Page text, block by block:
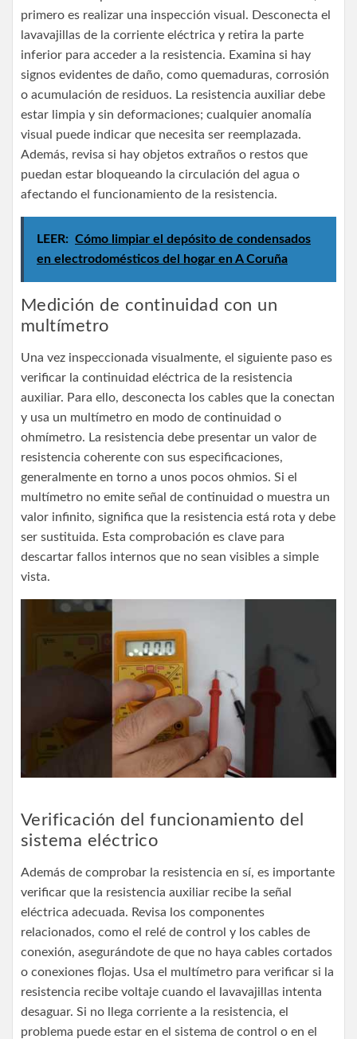
primero es realizar una inspección visual. Desconecta el
lavavajillas de la corriente eléctrica y retira la parte
inferior para acceder a la resistencia. Examina si hay
signos evidentes de daño, como quemaduras, corrosión
o acumulación de residuos. La resistencia auxiliar debe
estar limpia y sin deformaciones; cualquier anomalía
visual puede indicar que necesita ser reemplazada.
Además, revisa si hay objetos extraños o restos que
puedan estar bloqueando la circulación del agua o
afectando el funcionamiento de la resistencia.
LEER: Cómo limpiar el depósito de condensados
en electrodomésticos del hogar en A Coruña
Medición de continuidad con un
multímetro
Una vez inspeccionada visualmente, el siguiente paso es
verificar la continuidad eléctrica de la resistencia
auxiliar. Para ello, desconecta los cables que la conectan
y usa un multímetro en modo de continuidad o
ohmímetro. La resistencia debe presentar un valor de
resistencia coherente con sus especificaciones,
generalmente en torno a unos pocos ohmios. Si el
multímetro no emite señal de continuidad o muestra un
valor infinito, significa que la resistencia está rota y debe
ser sustituida. Esta comprobación es clave para
descartar fallos internos que no sean visibles a simple
vista.
Verificación del funcionamiento del
sistema eléctrico
Además de comprobar la resistencia en sí, es importante
verificar que la resistencia auxiliar recibe la señal
eléctrica adecuada. Revisa los componentes
relacionados, como el relé de control y los cables de
conexión, asegurándote de que no haya cables cortados
o conexiones flojas. Usa el multímetro para verificar si la
resistencia recibe voltaje cuando el lavavajillas intenta
desaguar. Si no llega corriente a la resistencia, el
problema puede estar en el sistema de control o en el